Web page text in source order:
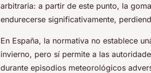
arbitraria: a partir de este punto, la
endurecerse significativamente,
En España, la normativa no establece
invierno, pero sí permite a las
durante episodios meteorológicos